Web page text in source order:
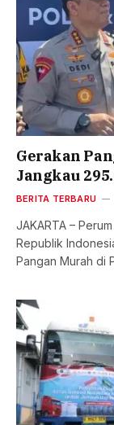
Gerakan
Jangkau
BERITA TERBARU
JAKARTA –
Republik
Pangan Murah di